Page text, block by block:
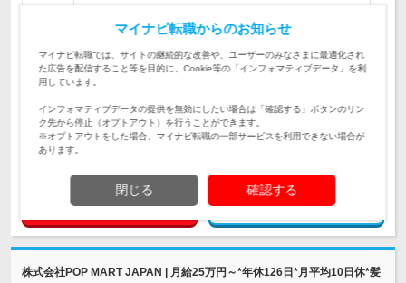
【転勤なし】 福岡県糟屋郡志免町田富1-6-7
初年度
600万円～900万円
給与
月給35万円～70万円 ※経験・スキルなどを考慮して決定しま
す。 ※試用期間6ヶ月あり。（期間中の待遇変…
求人詳細を見る 気になる
株式会社POP MART JAPAN | 月給25万円～*年休126日*月平均10日休*髪
マイナビ転職からのお知らせ
マイナビ転職では、サイトの継続的な改善や、ユーザーのみなさまに最適化され
た広告を配信すること等を目的に、Cookie等の「インフォマティブデータ」を利
用しています。
インフォマティブデータの提供を無効にしたい場合は「確認する」ボタンのリン
ク先から停止（オプトアウト）を行うことができます。
※オプトアウトをした場合、マイナビ転職の一部サービスを利用できない場合が
あります。
閉じる 確認する